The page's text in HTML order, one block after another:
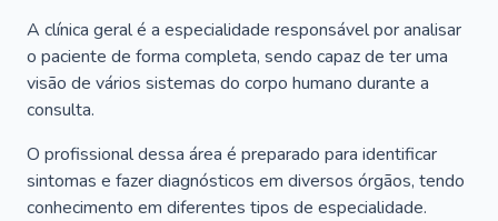
A clínica geral é a especialidade responsável por analisar
o paciente de forma completa, sendo capaz de ter uma
visão de vários sistemas do corpo humano durante a
consulta.
O profissional dessa área é preparado para identificar
sintomas e fazer diagnósticos em diversos órgãos, tendo
conhecimento em diferentes tipos de especialidade.